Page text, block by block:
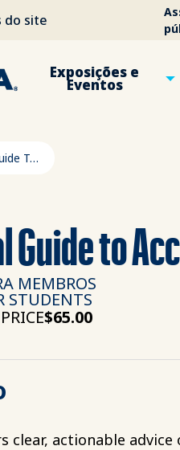
CONTEÚDO PRINCIPAL
do site
Exposições e
Eventos
estrutural
Practical Guide To Accessibility In Parks & Attractions
Guide to
MEMBROS
STUDENTS
$65.00
clear, actionable